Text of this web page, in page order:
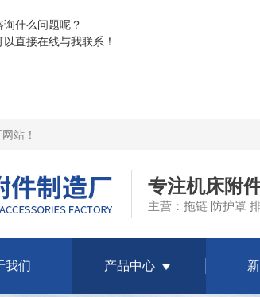
什么问题呢？
直接在线与我联系！
网站 ！
专注机床附
主营：拖链 防护罩
我们 产品中心